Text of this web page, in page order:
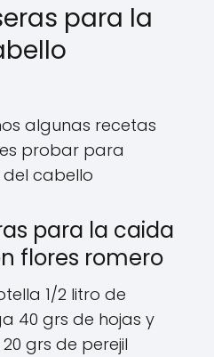
para la
algunas recetas
probar para
cabello
para la caida
flores romero
1/2 litro de
40 grs de hojas y
grs de perejil